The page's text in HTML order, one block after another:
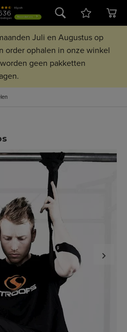
Juli en Augustus op
order ophalen in onze winkel
geen pakketten